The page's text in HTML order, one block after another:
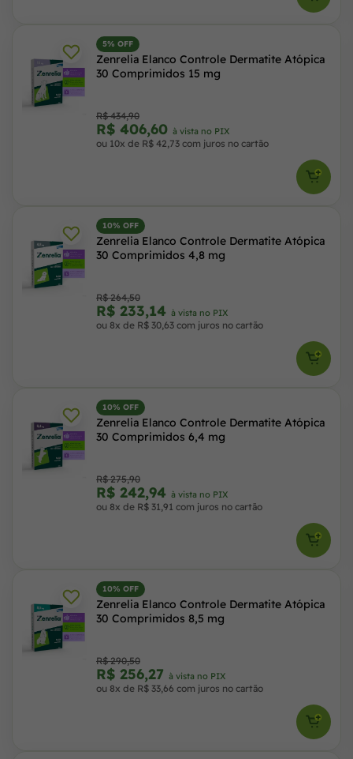
5% OFF
Zenrelia Elanco Controle Dermatite Atópica
30 Comprimidos 15 mg
R$ 434,90
R$ 406,60 à vista no PIX
ou 10x de R$ 42,73 com juros no cartão
10% OFF
Zenrelia Elanco Controle Dermatite Atópica
30 Comprimidos 4,8 mg
R$ 264,50
R$ 233,14 à vista no PIX
ou 8x de R$ 30,63 com juros no cartão
10% OFF
Zenrelia Elanco Controle Dermatite Atópica
30 Comprimidos 6,4 mg
R$ 275,90
R$ 242,94 à vista no PIX
ou 8x de R$ 31,91 com juros no cartão
10% OFF
Zenrelia Elanco Controle Dermatite Atópica
30 Comprimidos 8,5 mg
R$ 290,50
R$ 256,27 à vista no PIX
ou 8x de R$ 33,66 com juros no cartão